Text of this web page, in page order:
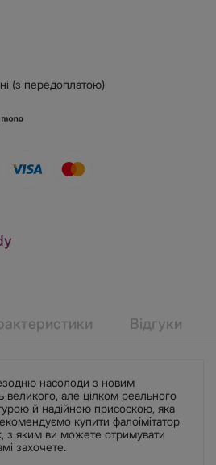
(з передоплатою)
Відгуки
насолоди з новим
великого, але цілком реального
й надійною присоскою, яка
купити фалоімітатор
з яким ви можете отримувати
захочете.